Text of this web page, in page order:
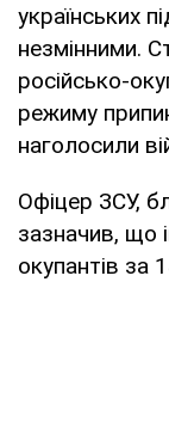
українських
незмінними.
російсько-
режиму
наголосили
Офіцер ЗСУ,
зазначив, що
окупантів за